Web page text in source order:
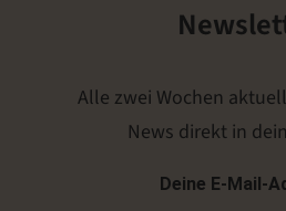
Alle zwei Wochen
News direkt in
Deine E-Mail-